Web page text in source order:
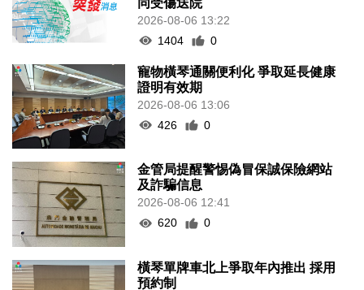
同受傷送院
2026-08-06 13:22
1404
0
寵物橫琴通關便利化 爭取延長健康
證明有效期
2026-08-06 13:06
426
0
金管局提醒警惕偽冒保誠保險網站
及詐騙信息
2026-08-06 12:41
620
0
橫琴單牌車北上爭取年內推出 採用
預約制